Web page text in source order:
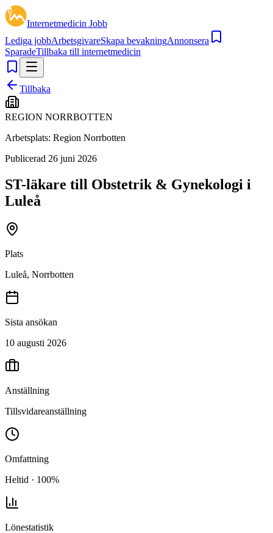
Internetmedicin Jobb
Lediga jobbArbetsgivareSkapa bevakningAnnonsera
SparadeTillbaka till internetmedicin
Tillbaka
REGION NORRBOTTEN
Arbetsplats: Region Norrbotten
Publicerad 26 juni 2026
ST-läkare till Obstetrik & Gynekologi i
Luleå
Plats
Luleå, Norrbotten
Sista ansökan
10 augusti 2026
Anställning
Tillsvidareanställning
Omfattning
Heltid · 100%
Lönestatistik